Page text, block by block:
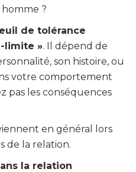
?
de tolérance
limite ». Il dépend de
son histoire, ou
votre comportement
pas les conséquences
en général lors
de la relation.
la relation